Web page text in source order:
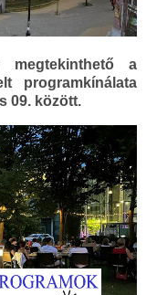
megtekinthető a
programkínálata
09. között.